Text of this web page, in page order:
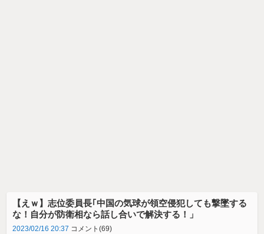
【えｗ】志位委員長｢中国の気球が領空侵犯しても撃墜する
な！自分が防衛相なら話し合いで解決する！」
2023/02/16 20:37 コメント(69)